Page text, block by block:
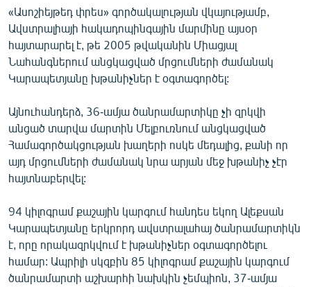
ՄՇԱԿՈՒՅԹ
ՍՊՈՐՏ
ՄԵԿՆԱԲԱՆՈՒԹՅՈՒՆ
ՏՏ ԵՒ ԻՆՏԵՐՆԵՏ
ԿՈՐՈՆԱՎԻՐՈՒՍ
ԱՐԽԻՎ
ՏԵՍԱՆՅՈՒԹԵՐ
ԲԱՆԱՎԵՃ
ՁԳՏԵԼՈՎ ԼԱՎԱԳՈՒՅՆԻՆ
ՓՈԴՔԱՍԹ
Հայերեն
«Ասոշիեյթեդ փրես» գործակալության վկայությամբ,
Ավստրալիայի հակադոպինգային մարմինը այսօր
հայտարարել է, թե 2005 թվականին Միացյալ
Նահանգներում անցկացված մրցումների ժամանակ
Կարապետյանը խթանիչներ է օգտագործել:
Այնուհանդերձ, 36-ամյա ծանրամարտիկը չի զրկվի
անցած տարվա մարտին Մելբուռնում անցկացված
Համագործակցության խաղերի ոսկե մեդալից, քանի որ
այդ մրցումների ժամանակ նրա արյան մեջ խթանիչ չէր
հայտնաբերվել:
94 կիլոգրամ քաշային կարգում հանդես եկող Ալեքսան
Կարապետյանը երկրորդ ավստրալահայ ծանրամարտիկն
է, որը որակազրկվում է խթանիչներ օգտագործելու
համար: Ապրիլի սկզբին 85 կիլոգրամ քաշային կարգում
ծանրամարտի աշխարհի նախկին չեմպիոն, 37-ամյա